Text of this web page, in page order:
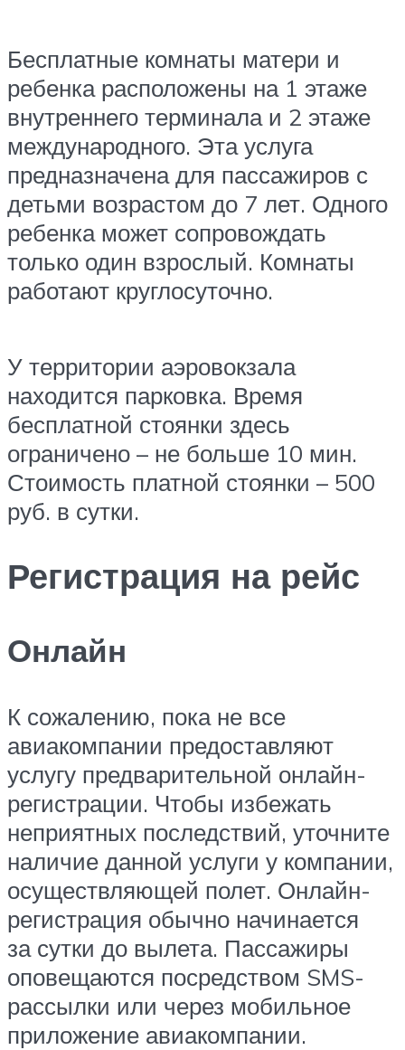
Бесплатные комнаты матери и
ребенка расположены на 1 этаже
внутреннего терминала и 2 этаже
международного. Эта услуга
предназначена для пассажиров с
детьми возрастом до 7 лет. Одного
ребенка может сопровождать
только один взрослый. Комнаты
работают круглосуточно.
У территории аэровокзала
находится парковка. Время
бесплатной стоянки здесь
ограничено – не больше 10 мин.
Стоимость платной стоянки – 500
руб. в сутки.
Регистрация на рейс
Онлайн
К сожалению, пока не все
авиакомпании предоставляют
услугу предварительной онлайн-
регистрации. Чтобы избежать
неприятных последствий, уточните
наличие данной услуги у компании,
осуществляющей полет. Онлайн-
регистрация обычно начинается
за сутки до вылета. Пассажиры
оповещаются посредством SMS-
рассылки или через мобильное
приложение авиакомпании.